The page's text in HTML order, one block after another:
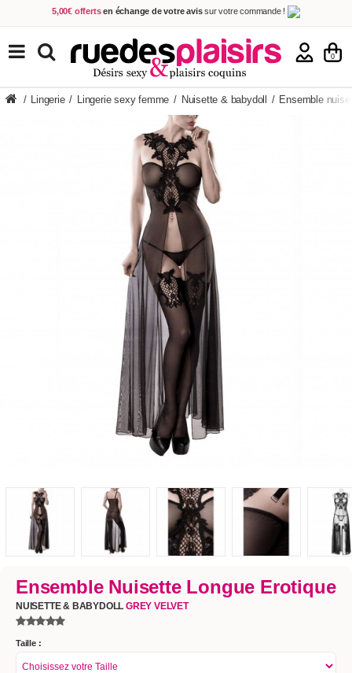
5,00€ offerts en échange de votre avissur votre commande !
Achetez aujourd'hui. Décidez quand payer !
Livraison en 48h
au prix de 2,90 € ! (Offerte dès 69,00€ d'achat)
0
TOUS NOS PRODUITS
/ Lingerie / Lingerie sexy femme / Nuisette & babydoll / Ensemble
Ensemble Nuisette Longue Erotique
NUISETTE & BABYDOLLGREY VELVET
Taille :